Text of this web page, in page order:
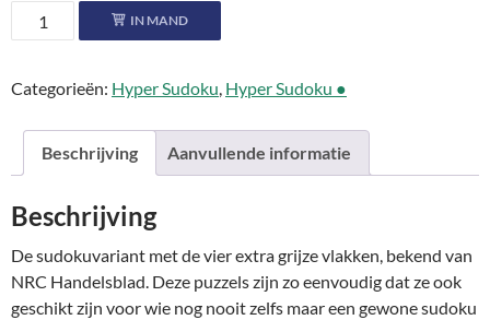
Hyper
Sudoku
aantal
IN MAND
Categorieën: Hyper Sudoku Hyper Sudoku ●
Beschrijving Aanvullende informatie
Beschrijving
De sudokuvariant met de vier extra grijze vlakken, bekend van
NRC Handelsblad. Deze puzzels zijn zo eenvoudig dat ze ook
geschikt zijn voor wie nog nooit zelfs maar een gewone sudoku